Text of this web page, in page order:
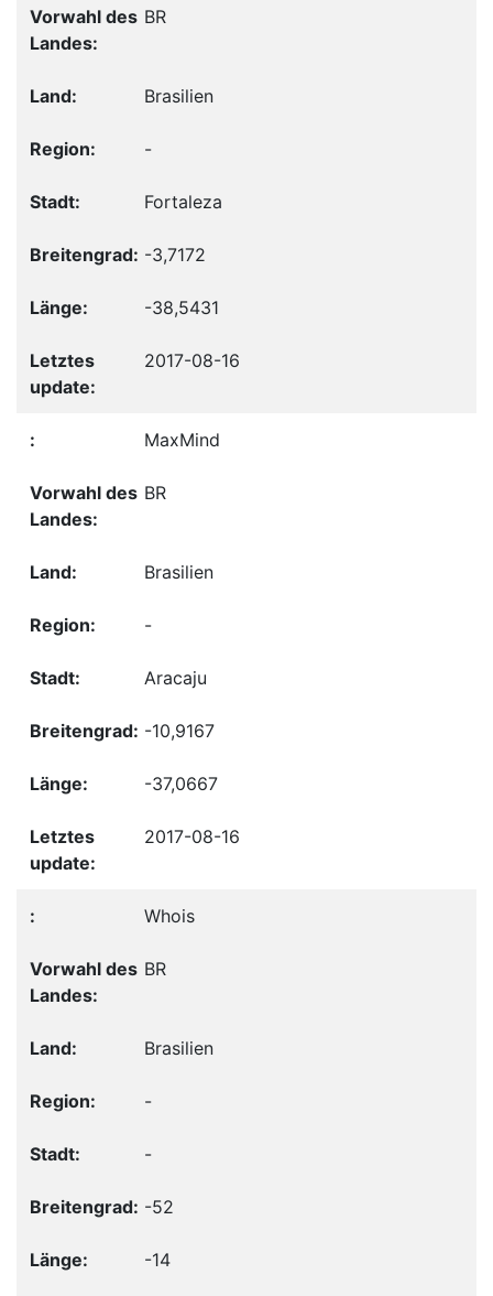
BR
Brasilien
-
Fortaleza
-3,7172
-38,5431
2017-08-16
MaxMind
BR
Brasilien
-
Aracaju
-10,9167
-37,0667
2017-08-16
Whois
BR
Brasilien
-
-
-52
-14